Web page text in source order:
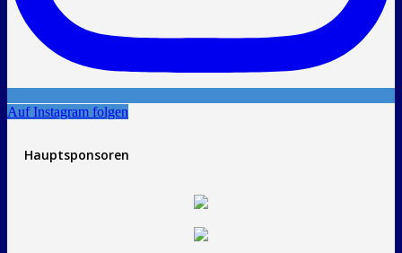
Auf Instagram folgen
Hauptsponsoren